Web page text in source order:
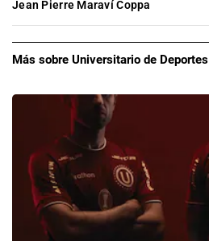
Jean Pierre Maraví Coppa
Más sobre Universitario de Deportes